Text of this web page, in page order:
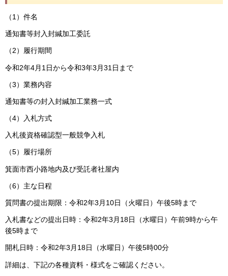
（1）件名
通知書等封入封緘加工委託
（2）履行期間
令和2年4月1日から令和3年3月31日まで
（3）業務内容
通知書等の封入封緘加工業務一式
（4）入札方式
入札後資格確認型一般競争入札
（5）履行場所
箕面市西小路地内及び受託者社屋内
（6）主な日程
質問書の提出期限：令和2年3月10日（火曜日）午後5時まで
入札書などの提出日時：令和2年3月18日（水曜日）午前9時から午
後5時まで
開札日時：令和2年3月18日（水曜日）午後5時00分
詳細は、下記の各種資料・様式をご確認ください。